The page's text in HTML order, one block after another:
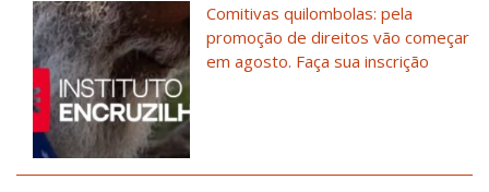
Comitivas quilombolas: pela
promoção de direitos vão começar
em agosto. Faça sua inscrição